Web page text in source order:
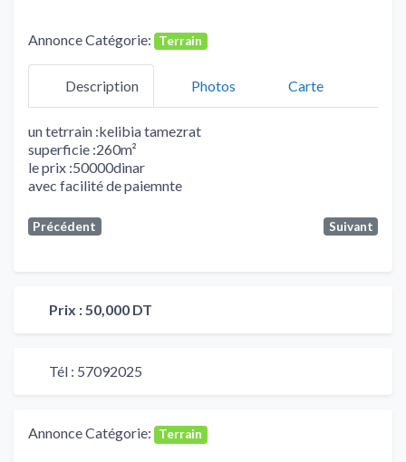
Annonce Catégorie: Terrain
Description Photos Carte
un tetrrain :kelibia tamezrat
superficie :260m²
le prix :50000dinar
avec facilité de paiemnte
Précédent Suivant
Prix :50,000 DT
Tél : 57092025
Annonce Catégorie: Terrain